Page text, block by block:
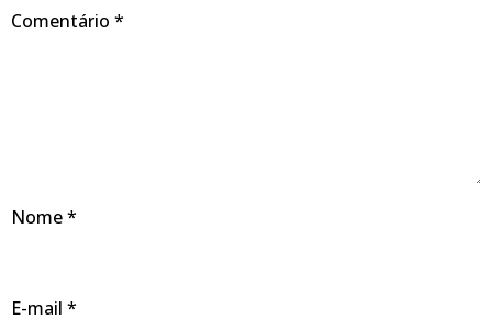
Comentário *
Nome*
E-mail *